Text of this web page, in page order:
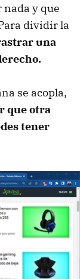
y que
dividir la
una
se acopla,
que otra
tener